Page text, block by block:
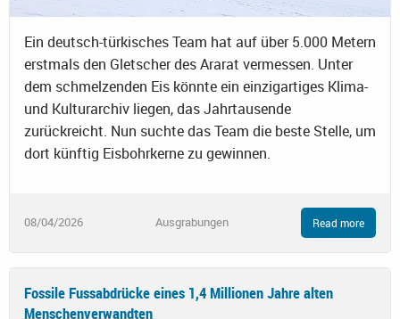
Ein deutsch-türkisches Team hat auf über 5.000 Metern
erstmals den Gletscher des Ararat vermessen. Unter
dem schmelzenden Eis könnte ein einzigartiges Klima-
und Kulturarchiv liegen, das Jahrtausende
zurückreicht. Nun suchte das Team die beste Stelle, um
dort künftig Eisbohrkerne zu gewinnen.
08/04/2026 Ausgrabungen Read more
Fossile Fussabdrücke eines 1,4 Millionen Jahre alten
Menschenverwandten